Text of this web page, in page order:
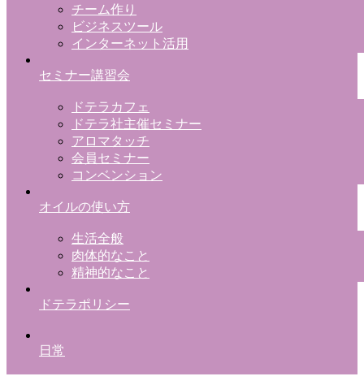
チーム作り
ビジネスツール
インターネット活用
セミナー講習会
ドテラカフェ
ドテラ社主催セミナー
アロマタッチ
会員セミナー
コンベンション
オイルの使い方
生活全般
肉体的なこと
精神的なこと
ドテラポリシー
日常